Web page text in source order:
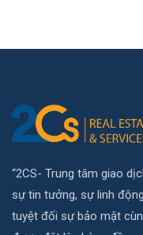
“2CS- Trung tâm giao
sự tin tưởng, sự linh
tuyệt đối sự bảo mật